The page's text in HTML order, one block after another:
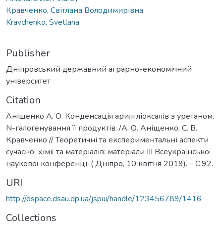
Кравченко, Світлана Володимирівна
Kravchenko, Svetlana
Publisher
Дніпровський державний аграрно-економічний
університет
Citation
Аніщенко А. О. Конденсація арилгліоксалів з уретаном.
N-галогенування її продуктів. /А. О. Аніщенко, С. В.
Кравченко // Теоретичні та експериментальні аспекти
сучасної хімії та матеріалів: матеріали III Всеукраїнської
наукової конференції.( Дніпро, 10 квітня 2019). – С.92.
URI
http://dspace.dsau.dp.ua/jspui/handle/123456789/1416
Collections